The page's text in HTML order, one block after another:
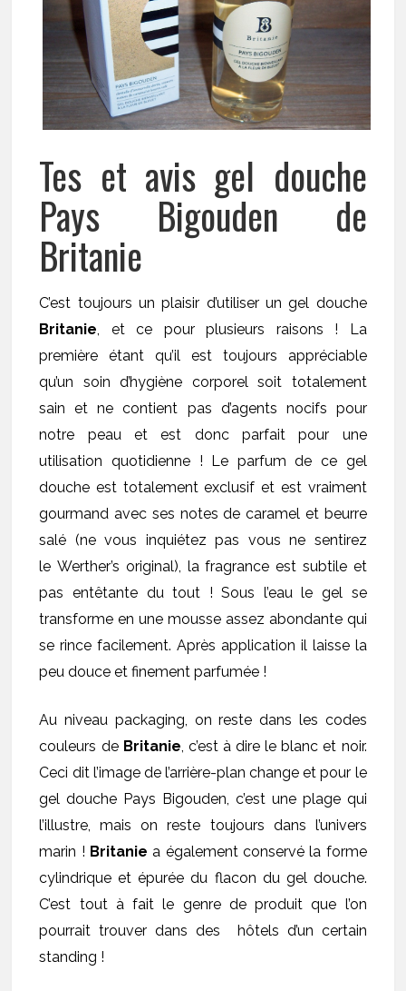
Tes et avis gel douche
Pays Bigouden de
Britanie
C’est toujours un plaisir d’utiliser un gel douche
Britanie, et ce pour plusieurs raisons ! La
première étant qu’il est toujours appréciable
qu’un soin d’hygiène corporel soit totalement
sain et ne contient pas d’agents nocifs pour
notre peau et est donc parfait pour une
utilisation quotidienne ! Le parfum de ce gel
douche est totalement exclusif et est vraiment
gourmand avec ses notes de caramel et beurre
salé (ne vous inquiétez pas vous ne sentirez
le Werther’s original), la fragrance est subtile et
pas entêtante du tout ! Sous l’eau le gel se
transforme en une mousse assez abondante qui
se rince facilement. Après application il laisse la
peu douce et finement parfumée !
Au niveau packaging, on reste dans les codes
couleurs deBritanie, c’est à dire le blanc et noir.
Ceci dit l’image de l’arrière-plan change et pour le
gel douche Pays Bigouden, c’est une plage qui
l’illustre, mais on reste toujours dans l’univers
marin ! Britanie a également conservé la forme
cylindrique et épurée du flacon du gel douche.
C’est tout à fait le genre de produit que l’on
pourrait trouver dans des hôtels d’un certain
standing !